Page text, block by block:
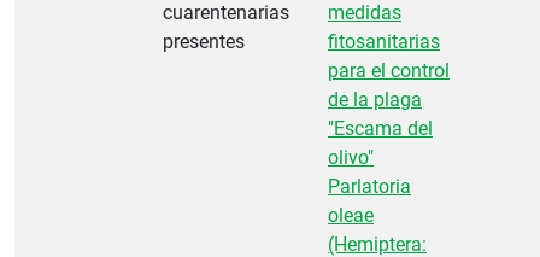
cuarentenarias
presentes
medidas
fitosanitarias
para el control
de la plaga
"Escama del
olivo"
Parlatoria
oleae
(Hemiptera: